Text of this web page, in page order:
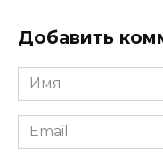
Добавить
Имя
*
Email
*